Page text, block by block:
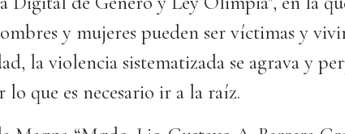
y mujeres pueden ser víctimas y
la violencia sistematizada se agrava y
lo que es necesario ir a la raíz.